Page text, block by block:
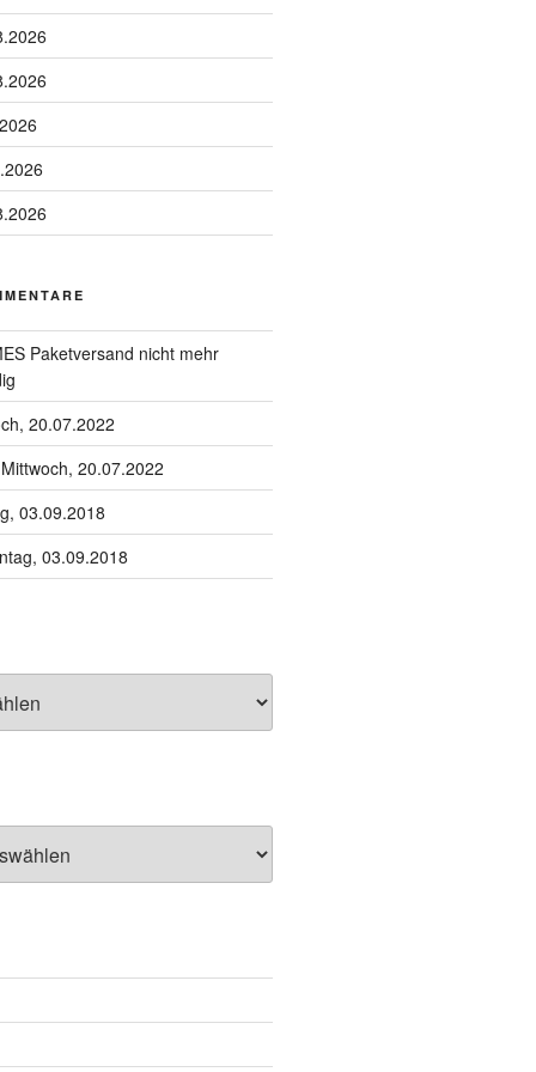
Paketversand nicht mehr
20.07.2022
Mittwoch, 20.07.2022
03.09.2018
03.09.2018